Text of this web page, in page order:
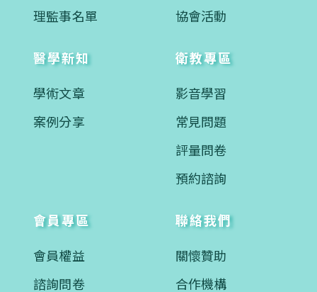
理監事名單
協會活動
醫學新知
學術文章
案例分享
衛教專區
影音學習
常見問題
評量問卷
預約諮詢
會員專區
會員權益
諮詢問卷
聯絡我們
關懷贊助
合作機構